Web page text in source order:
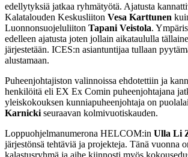
edellytyksiä jatkaa ryhmätyötä. Ajatusta
Kalatalouden Keskusliiton Vesa Karttunen
Luonnonsuojeluliiton Tapani Veistola.
edelleen ajatusta joten jollain aikataululla
järjestetään. ICES:n asiantuntijaa tullaan
alustamaan.
Puheenjohtajiston valinnoissa ehdotettiin ja
henkilöitä eli EX Ex Comin puheenjohtajana
yleiskokouksen kunniapuheenjohtaja on
Karnicki seuraavan kolmivuotiskauden.
Loppuohjelmanumerona HELCOM:in Ulla Li
järjestönsä tehtäviä ja projekteja. Tänä vuonna
kalastusryhmä ja aihe kiinnosti myös